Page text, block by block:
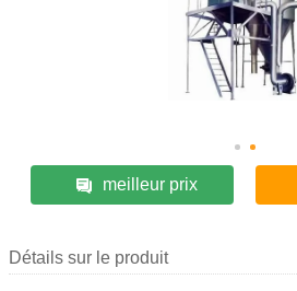
meilleur prix
Détails sur le produit